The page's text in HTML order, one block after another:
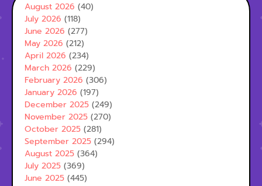
August 2026 (40)
July 2026 (118)
June 2026 (277)
May 2026 (212)
April 2026 (234)
March 2026 (229)
February 2026 (306)
January 2026 (197)
December 2025 (249)
November 2025 (270)
October 2025 (281)
September 2025 (294)
August 2025 (364)
July 2025 (369)
June 2025 (445)